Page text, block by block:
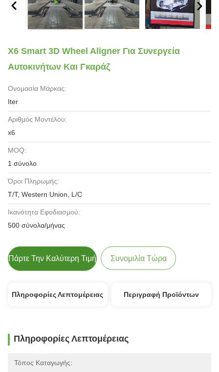
X6 Smart 3D Wheel Aligner Για Συνεργεία
Αυτοκινήτων Και Γκαράζ
Ονομασία Μάρκας:
Iter
Αριθμός Μοντέλου:
x6
MOQ:
1 σύνολο
Όροι Πληρωμής:
T/T, Western Union, L/C
Ικανότητα Εφοδιασμού:
500 σύνολα/μήνας
Πάρτε Την Καλύτερη Τιμή Συνομιλία Τώρα
Πληροφορίες Λεπτομέρειας Περιγραφή Προϊόντων
Πληροφορίες Λεπτομέρειας
Τόπος Καταγωγής: